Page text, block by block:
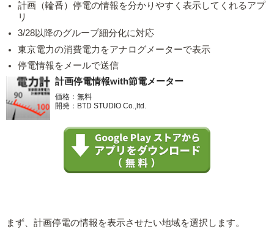
計画（輪番）停電の情報を分かりやすく表示してくれるアプ
リ
3/28以降のグループ細分化に対応
東京電力の消費電力をアナログメーターで表示
停電情報をメールで送信
計画停電情報with節電メーター
価格：無料
開発：BTD STUDIO Co.,ltd.
まず、計画停電の情報を表示させたい地域を選択します。